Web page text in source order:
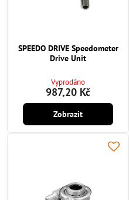
SPEEDO DRIVE Speedometer
Drive Unit
Vyprodáno
987,20 Kč
Zobrazit